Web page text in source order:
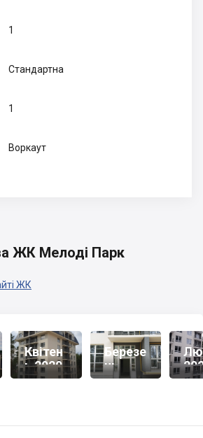
1
Стандартна
1
Воркаут
ЖК Мелоді Парк
ЖК
Квітен
Ь 2020
Березе
Нь
2020